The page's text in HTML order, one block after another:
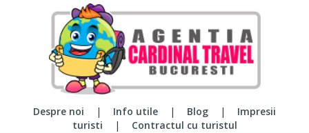
Despre noi | Info utile | Blog |
Impresii
turisti
| Contractul cu turistul